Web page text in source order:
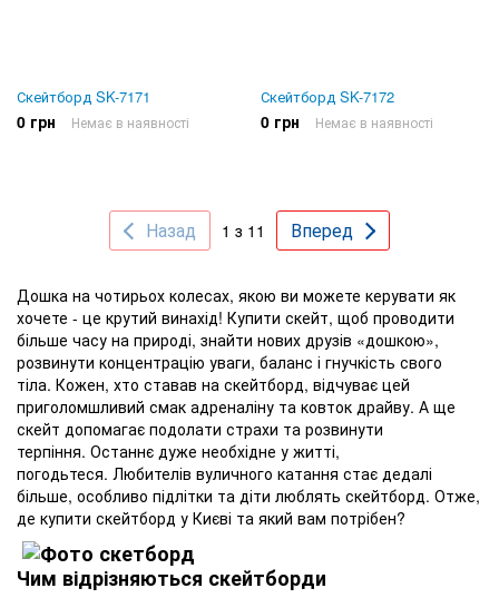
Скейтборд SK-7171
0 грн Немає в наявності
Скейтборд SK-7172
0 грн Немає в наявності
Назад 1 з 11 Вперед
Дошка на чотирьох колесах, якою ви можете керувати як
хочете - це крутий винахід! Купити скейт, щоб проводити
більше часу на природі, знайти нових друзів «дошкою»,
розвинути концентрацію уваги, баланс і гнучкість свого
тіла. Кожен, хто ставав на скейтборд, відчуває цей
приголомшливий смак адреналіну та ковток драйву. А ще
скейт допомагає подолати страхи та розвинути
терпіння. Останнє дуже необхідне у житті,
погодьтеся. Любителів вуличного катання стає дедалі
більше, особливо підлітки та діти люблять скейтборд. Отже,
де купити скейтборд у Києві та який вам потрібен?
Чим відрізняються скейтборди